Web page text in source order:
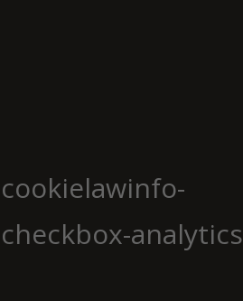
cookielawinfo-
checkbox-analytics